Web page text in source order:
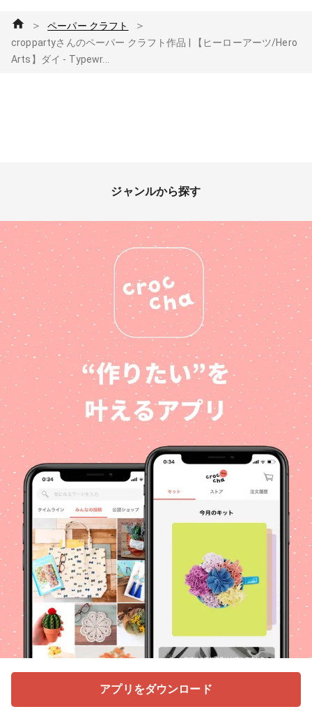
＞ ペーパー クラフト ＞
croppartyさんのペーパー クラフト作品 | 【ヒーローアーツ/Hero
Arts】ダイ - Typewr...
ジャンルから探す
アプリをダウンロード